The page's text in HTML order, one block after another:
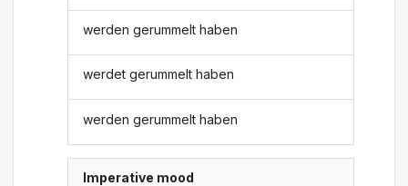
werden gerummelt haben
werdet gerummelt haben
werden gerummelt haben
Imperative mood